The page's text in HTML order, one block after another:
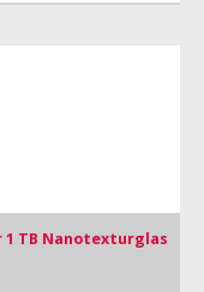
1 TB Nanotexturglas